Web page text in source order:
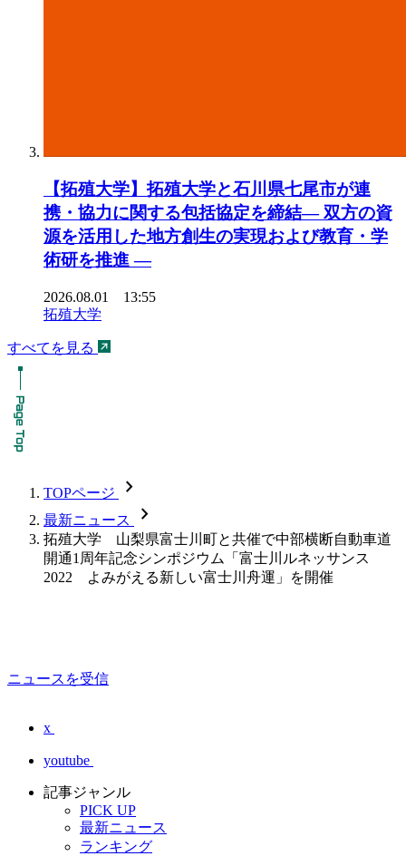
【拓殖大学】拓殖大学と石川県七尾市が連
携・協力に関する包括協定を締結― 双方の資
源を活用した地方創生の実現および教育・学
術研を推進 ―
2026.08.01 13:55
拓殖大学
すべてを見る
TOPページ chevron_forward
最新ニュース chevron_forward
拓殖大学 山梨県富士川町と共催で中部横断自動車道
開通1周年記念シンポジウム「富士川ルネッサンス
2022 よみがえる新しい富士川舟運」を開催
ニュースを受信
x
youtube
記事ジャンル
PICK UP
最新ニュース
ランキング